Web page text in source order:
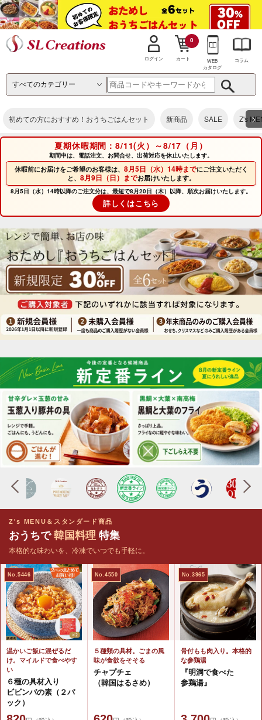
ログイン カート
0
WEB
カタログ
コラム
初めての方におすすめ！おうちごはんセット 新商品 SALE Z's >
夏期休暇期間：8/11(火）～8/17（月）
期間中は、電話注文、お問合せ、出荷対応を休止いたします。
休暇前にお届けをご希望のお客様は、 8月5日（水）14時までにご注文いただく
と、 8月9日（日）までお届けいたします。
8月5日（水）14時以降のご注文分は、最短で8月20日（木）以降、順次お届けいたします。
詳しくはこちら
Z's MENU＆スタンダード商品
おうちで 韓国料理 特集
本格的な味わいを、冷凍でいつでも手軽に。
No.5446
温かいご飯に混ぜるだ
け。マイルドで食べやす
い
６種の具材入り
ビビンバの素（２パ
ック）
No.4550
５種類の具材。ごまの風
味が食欲をそそる
チャプチェ
（韓国はるさめ）
No.3965
骨付もも肉入り。本格的
な参鶏湯
『明洞で食べた
参鶏湯』